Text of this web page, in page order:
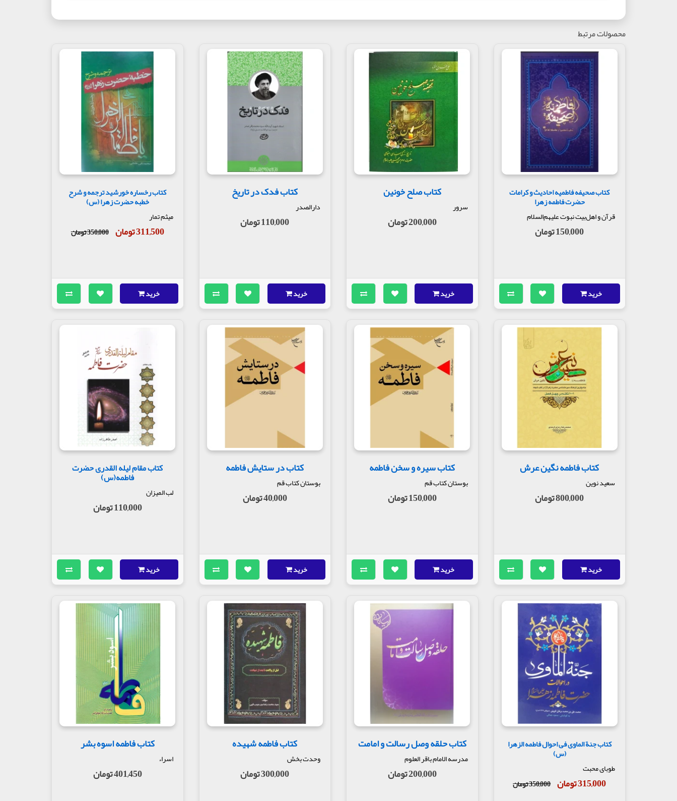
قصه كربلا به ضميمه قصه انتقام؛
قصه كوفه؛
قصه هجرت؛
كشف المحجة لثمرة المهجة؛
گزيده مفتاح الفلاح شيخ بهايى؛
محرق القلوب؛
معاد روز رستاخيز؛
ترجمه مفتاح الفلاح (كليد رستگارى)؛
نهضت‌هاى پس از عاشورا.
مولف : حجت السلام علی نظری منفرد
ناشر : انتشارات سرور
محصولات مرتبط
کتاب صحیفه فاطمیه احادیث و کرامات
حضرت فاطمه زهرا
قرآن و اهل‌بیت نبوت علیهم‌السلام
150,000 تومان
خرید
کتاب صلح خونین
سرور
200,000 تومان
خرید
کتاب فدک در تاریخ
دارالصدر
110,000 تومان
خرید
کتاب رخساره خورشید ترجمه و شرح
خطبه حضرت زهرا (س)
میثم تمار
311,500 تومان 350,000 تومان
خرید
کتاب فاطمه نگین عرش
سعید نوین
800,000 تومان
خرید
کتاب سیره و سخن فاطمه
بوستان کتاب قم
150,000 تومان
خرید
کتاب در ستایش فاطمه
بوستان کتاب قم
40,000 تومان
خرید
کتاب مقام لیله القدری حضرت
فاطمه(س)
لب المیزان
110,000 تومان
خرید
کتاب جنة الماوی فی احوال فاطمه الزهرا
(س)
طوبای محبت
315,000 تومان 350,000 تومان
کتاب حلقه وصل رسالت و امامت
مدرسه الامام باقر العلوم
200,000 تومان
کتاب فاطمه شهیده
وحدت بخش
300,000 تومان
کتاب فاطمه اسوه بشر
اسراء
401,450 تومان